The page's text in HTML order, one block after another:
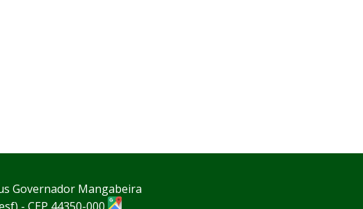
Governador Mangabeira